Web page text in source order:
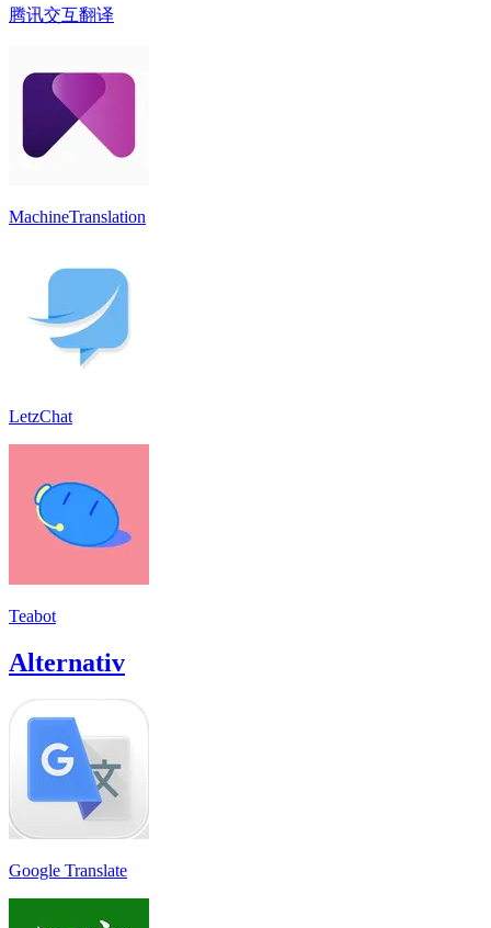
腾讯交互翻译
MachineTranslation
LetzChat
Teabot
Alternativ
Google Translate